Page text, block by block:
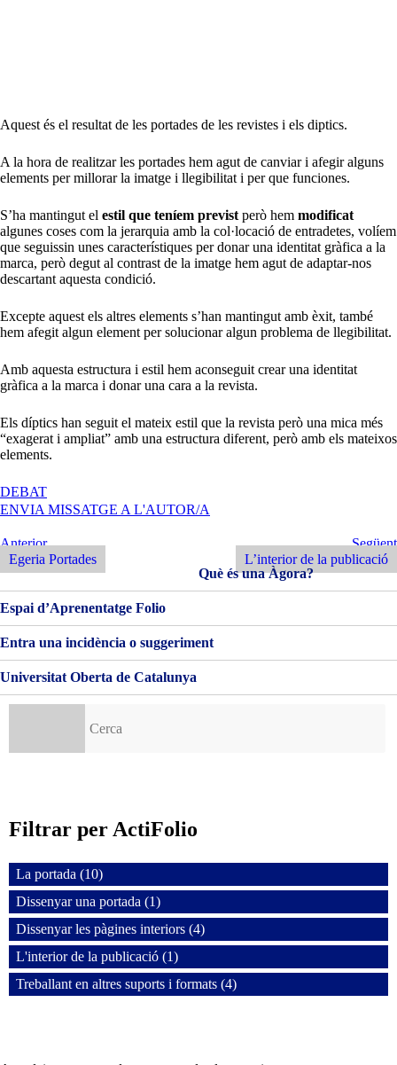
Aquest és el resultat de les portades de les revistes i els diptics.
A la hora de realitzar les portades hem agut de canviar i afegir alguns
elements per millorar la imatge i llegibilitat i per que funciones.
S’ha mantingut el estil que teníem previstperò hem modificat
algunes coses com la jerarquia amb la col·locació de entradetes, volíem
que seguissin unes característiques per donar una identitat gràfica a la
marca, però degut al contrast de la imatge hem agut de adaptar-nos
descartant aquesta condició.
Excepte aquest els altres elements s’han mantingut amb èxit, també
hem afegit algun element per solucionar algun problema de llegibilitat.
Amb aquesta estructura i estil hem aconseguit crear una identitat
gràfica a la marca i donar una cara a la revista.
Els díptics han seguit el mateix estil que la revista però una mica més
“exagerat i ampliat” amb una estructura diferent, però amb els mateixos
elements.
DEBATA
PORTADA
ENVIA MISSATGE A L'AUTOR/A
Navegació
d'entrades
Entrada
Anterior
Anterior
Egeria Portades
Següent
Entrada
Següent
L’interior de la publicació
Què és una Àgora?
Espai d’Aprenentatge Folio
Entra una incidència o suggeriment
Universitat Oberta de Catalunya
Filtrar per ActiFolio
La portada (10)
Dissenyar una portada (1)
Dissenyar les pàgines interiors (4)
L'interior de la publicació (1)
Treballant en altres suports i formats (4)